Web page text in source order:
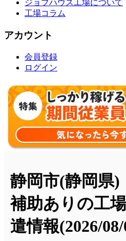
ジョブハウス工場について
工場コラム
アカウント
会員登録
ログイン
静岡市(静岡県)
補助ありの工
遣情報(2026/